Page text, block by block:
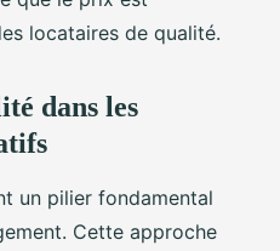
locataires de qualité.
dans les
un pilier fondamental
Cette approche